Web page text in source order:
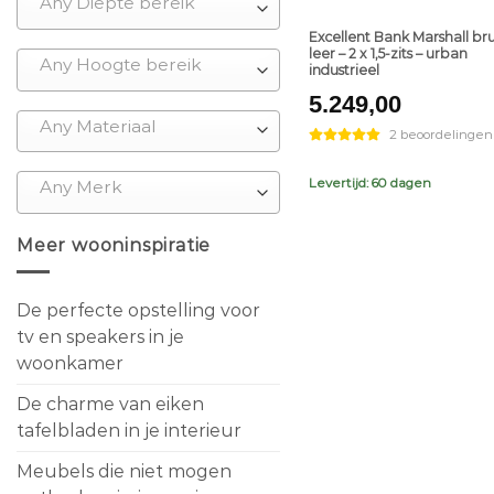
Any Hoogte bereik
Any Materiaal
Any Merk
Meer wooninspiratie
De perfecte opstelling voor
tv en speakers in je
woonkamer
De charme van eiken
tafelbladen in je interieur
Meubels die niet mogen
Excellent Bank Marshall
leer – 2 x 1,5-zits – urban
industrieel
5.249,00
2 beoordelingen
Levertijd: 60 dagen